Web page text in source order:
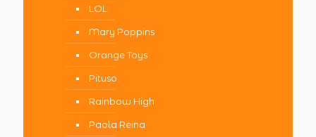
LOL
Mary Poppins
Orange Toys
Pituso
Rainbow High
Paola Reina